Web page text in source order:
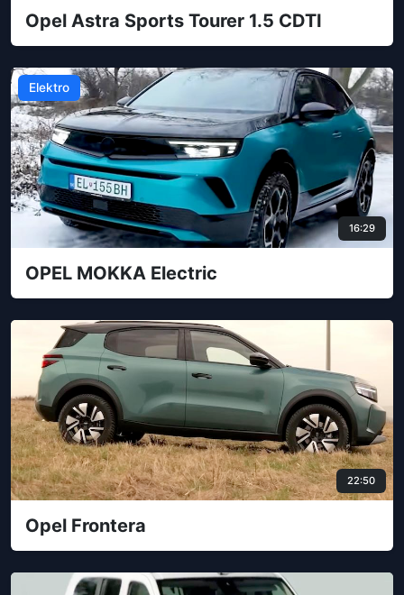
Opel Astra Sports Tourer 1.5 CDTI
Elektro
16:29
OPEL MOKKA Electric
22:50
Opel Frontera